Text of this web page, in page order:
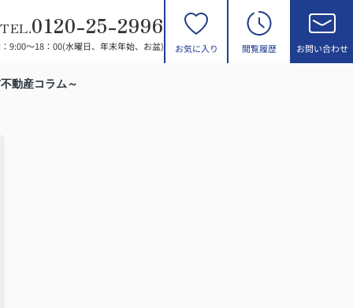
TEL.0120-25-2996
9:00～18：00(水曜日、年末年始、お盆) お気に入り 閲覧履歴 お問い合わせ
動産コラム～